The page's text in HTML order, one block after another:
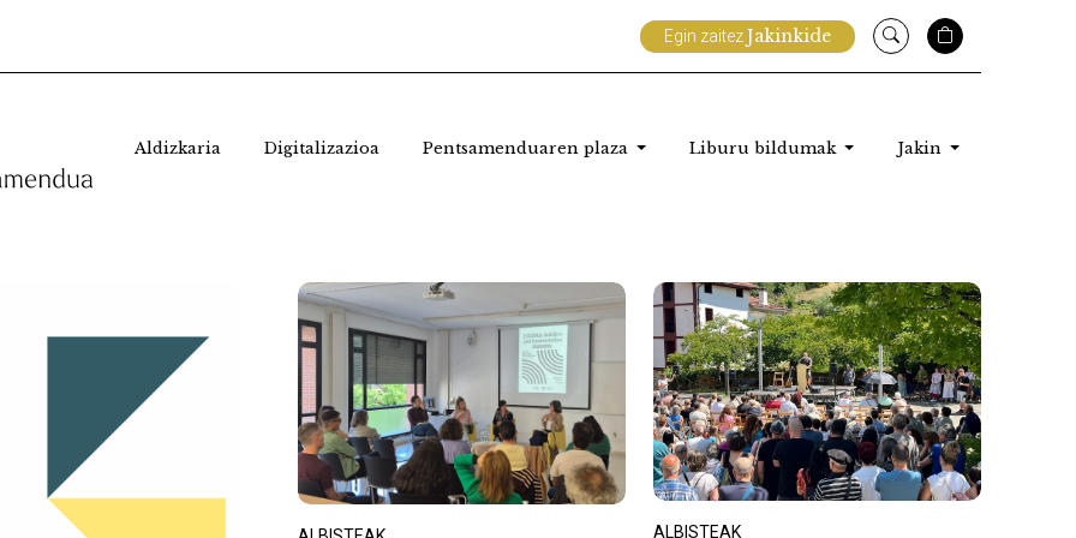
Egin zaitezJakinkide
Aldizkaria Digitalizazioa Pentsamenduaren plaza Liburu bildumak Jakin
ALBISTEAK